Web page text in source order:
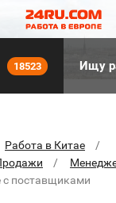
18523 Ищу
Работа в Китае
с поставщиками